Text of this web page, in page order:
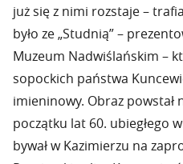
już się z nimi rozstaje –
było ze „Studnią” –
Muzeum Nadwiślańskim –
sopockich państwa
imieninowy. Obraz
początku lat 60. ubiegłego
bywał w Kazimierzu na